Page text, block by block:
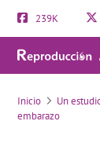
239K
Inicio
Un
embarazo